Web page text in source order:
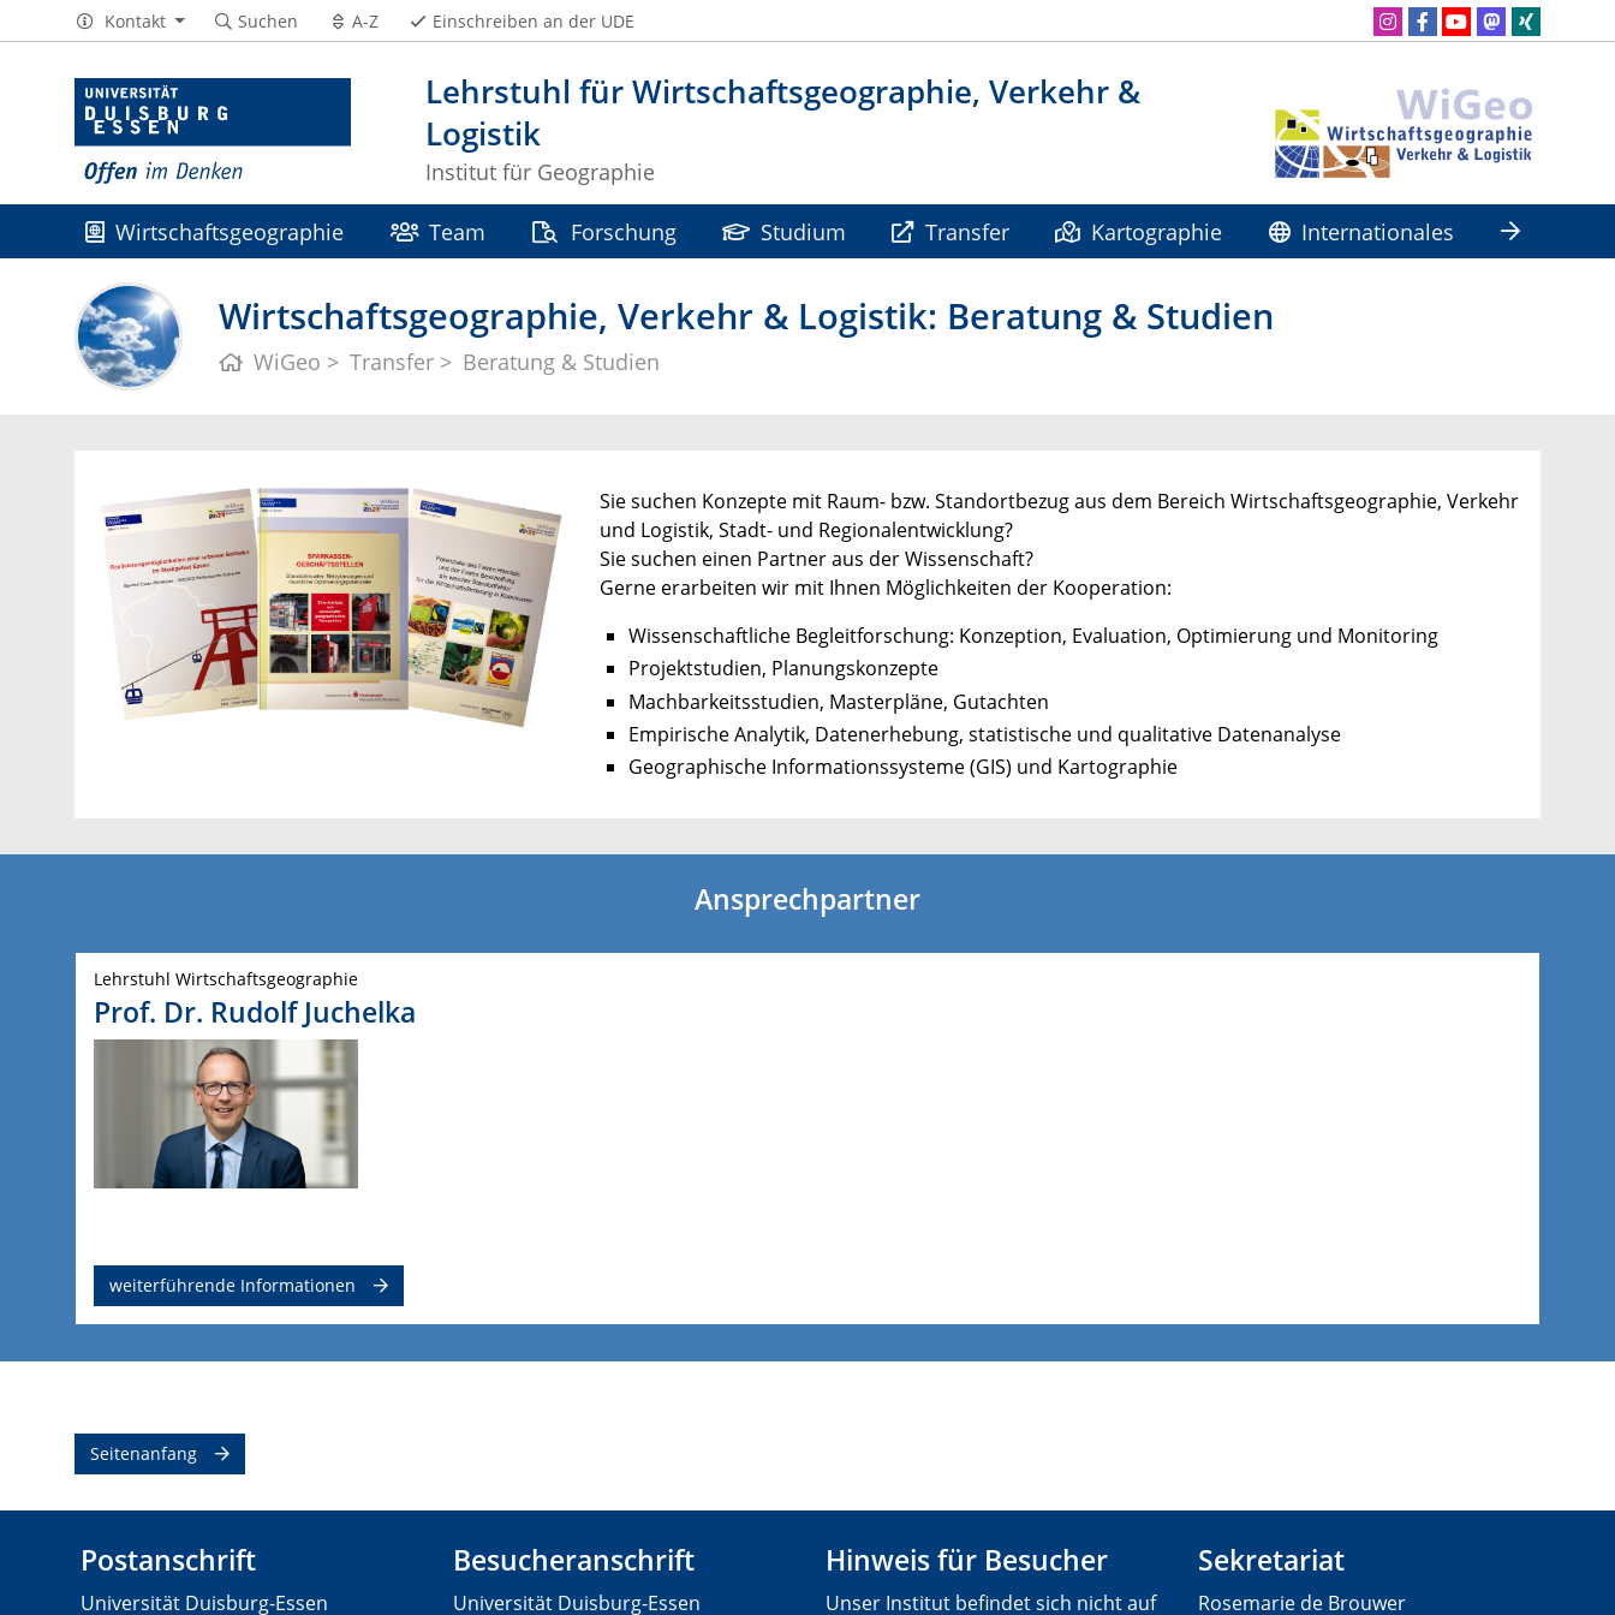
Lehrstuhl für Wirtschaftsgeographie, Verkehr &
Logistik
Institut für Geographie
Kontakt Suchen A-Z Einschreiben an der UDE
Wirtschaftsgeographie Team Forschung Studium Transfer Kartographie
Internationales
Medien
Wirtschaftsgeographie, Verkehr & Logistik: Beratung & Studien
WiGeo Transfer Beratung & Studien
Sie suchen Konzepte mit Raum- bzw. Standortbezug aus dem Bereich Wirtschaftsgeographie, Verkehr
und Logistik, Stadt- und Regionalentwicklung?
Sie suchen einen Partner aus der Wissenschaft?
Gerne erarbeiten wir mit Ihnen Möglichkeiten der Kooperation:
Wissenschaftliche Begleitforschung: Konzeption, Evaluation, Optimierung und Monitoring
Projektstudien, Planungskonzepte
Machbarkeitsstudien, Masterpläne, Gutachten
Empirische Analytik, Datenerhebung, statistische und qualitative Datenanalyse
Geographische Informationssysteme (GIS) und Kartographie
Ansprechpartner
Lehrstuhl Wirtschaftsgeographie
Prof. Dr. Rudolf Juchelka
weiterführende Informationen
Seitenanfang
Postanschrift
Universität Duisburg-Essen
Besucheranschrift
Universität Duisburg-Essen
Hinweis für Besucher
Unser Institut befindet sich nicht auf
Sekretariat
Rosemarie de Brouwer